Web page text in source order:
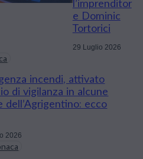
l’imprenditor
e Dominic
Tortorici
29 Luglio 2026
incendi, attivato
di vigilanza in alcune
dell’Agrigentino: ecco
2026